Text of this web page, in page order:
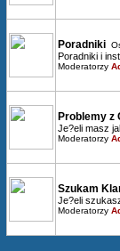
Poradniki
Poradniki i
Moderatorzy
Problemy z
Je?eli masz
Moderatorzy
Szukam
Je?eli
Moderatorzy